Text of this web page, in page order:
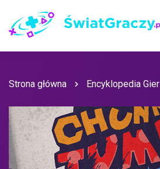
Strona główna Encyklopedia Gier